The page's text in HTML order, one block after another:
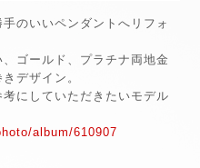
のいいペンダントへリフォ
ゴールド、プラチナ両地金
デザイン。
にしていただきたいモデル
album/610907